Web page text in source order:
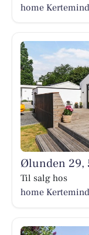
home
Ølunden 29,
Til salg hos
home